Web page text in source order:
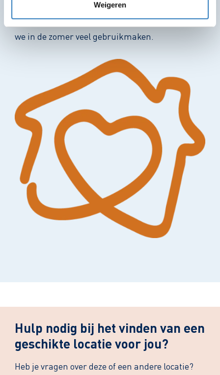
Weigeren
een lift, er zijn aangepaste toiletten en er is een
we in de zomer veel gebruikmaken.
Hulp nodig bij het vinden van een
geschikte locatie voor jou?
Heb je vragen over deze of een andere locatie?